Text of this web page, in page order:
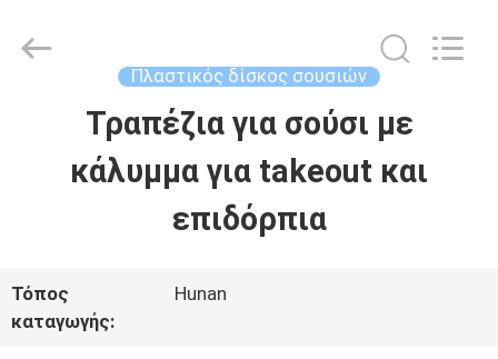
ΠΕΡΊΠΟΥ
ΕΜΕΊΣ
Import
Πλαστικός δίσκος σουσιών
Τραπέζια για σούσι με
κάλυμμα για takeout και
επιδόρπια
Τόπος
καταγωγής:
Hunan